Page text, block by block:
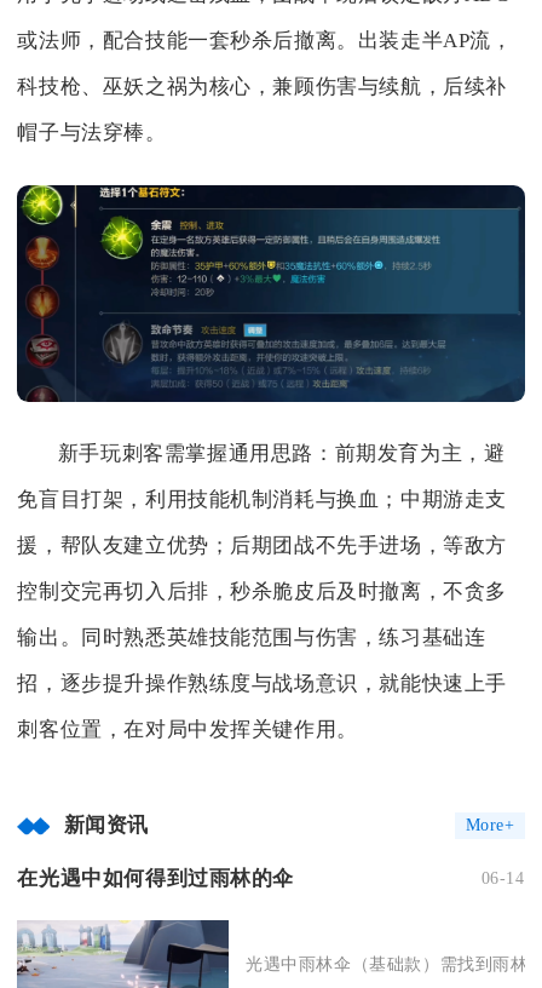
或法师，配合技能一套秒杀后撤离。出装走半AP流，
科技枪、巫妖之祸为核心，兼顾伤害与续航，后续补
帽子与法穿棒。
新手玩刺客需掌握通用思路：前期发育为主，避
免盲目打架，利用技能机制消耗与换血；中期游走支
援，帮队友建立优势；后期团战不先手进场，等敌方
控制交完再切入后排，秒杀脆皮后及时撤离，不贪多
输出。同时熟悉英雄技能范围与伤害，练习基础连
招，逐步提升操作熟练度与战场意识，就能快速上手
刺客位置，在对局中发挥关键作用。
新闻资讯 More+
在光遇中如何得到过雨林的伞 06-14
光遇中雨林伞（基础款）需找到雨林